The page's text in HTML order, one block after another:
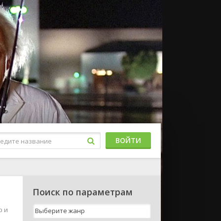
ВОЙТИ
и
Поиск по параметрам